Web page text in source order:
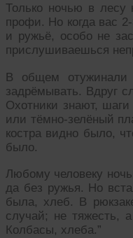
Только ночью в лесу
профи. Но когда вас
и ружьё, особо не
прислушиваешься
В общем
задрёмывать. Вдруг
Охотники знают,
или тёмно-зелёный
костра видно было,
было.
Любому человеку
да без ружья. Но
была, хлеб. В
случай; не тяжесть,
Колбасы, хлеба.”